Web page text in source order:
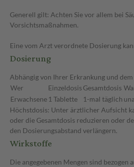
Generell gilt: Achten Sie vor allem bei
Vorsichtsmaßnahmen.
Eine vom Arzt verordnete Dosierung
Dosierung
Abhängig von Ihrer Erkrankung und
Wer
Einzeldosis Gesamtdosis
Erwachsene 1 Tablette 1-mal täglich
Höchstdosis: Unter ärztlicher Aufsicht
oder die Gesamtdosis reduzieren oder
den Dosierungsabstand verlängern.
Wirkstoffe
Die angegebenen Mengen sind bezogen